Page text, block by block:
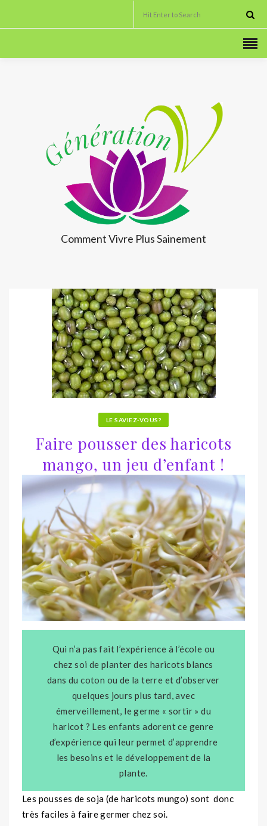
Comment Vivre Plus Sainement
LE SAVIEZ-VOUS?
Faire pousser des haricots
mango, un jeu d’enfant !
Qui n’a pas fait l’expérience à l’école ou
chez soi de planter des haricots blancs
dans du coton ou de la terre et d’observer
quelques jours plus tard, avec
émerveillement, le germe « sortir » du
haricot ? Les enfants adorent ce genre
d’expérience qui leur permet d’apprendre
les besoins et le développement de la
plante.
Les pousses de soja (de haricots mungo) sont donc
très faciles à faire germer chez soi.